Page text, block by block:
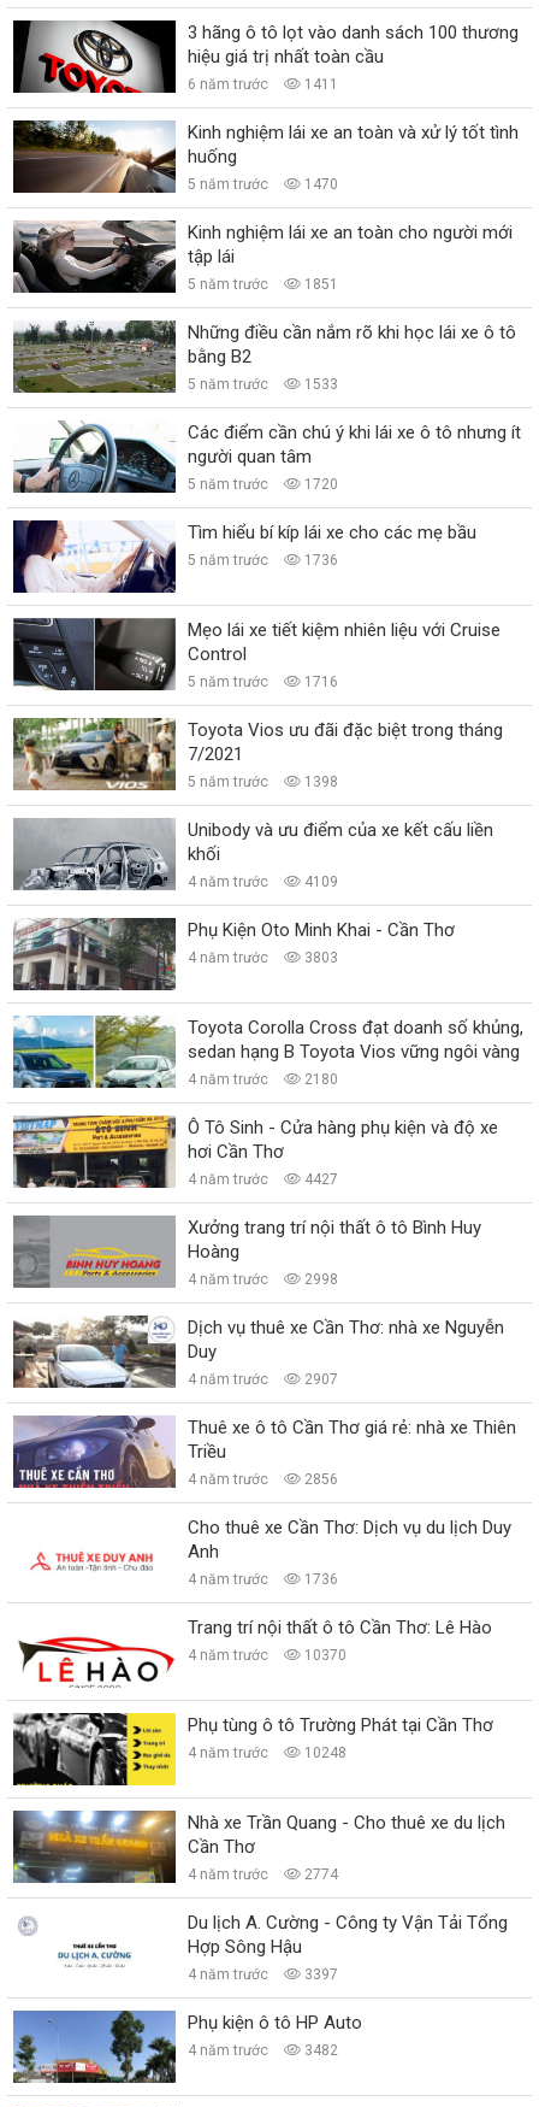
3 hãng ô tô lọt vào danh sách 100 thương
hiệu giá trị nhất toàn cầu
6 năm trước 1411
Kinh nghiệm lái xe an toàn và xử lý tốt tình
huống
5 năm trước 1470
Kinh nghiệm lái xe an toàn cho người mới
tập lái
5 năm trước 1851
Những điều cần nắm rõ khi học lái xe ô tô
bằng B2
5 năm trước 1533
Các điểm cần chú ý khi lái xe ô tô nhưng ít
người quan tâm
5 năm trước 1720
Tìm hiểu bí kíp lái xe cho các mẹ bầu
5 năm trước 1736
Mẹo lái xe tiết kiệm nhiên liệu với Cruise
Control
5 năm trước 1716
Toyota Vios ưu đãi đặc biệt trong tháng
7/2021
5 năm trước 1398
Unibody và ưu điểm của xe kết cấu liền
khối
4 năm trước 4109
Phụ Kiện Oto Minh Khai - Cần Thơ
4 năm trước 3803
Toyota Corolla Cross đạt doanh số khủng,
sedan hạng B Toyota Vios vững ngôi vàng
4 năm trước 2180
Ô Tô Sinh - Cửa hàng phụ kiện và độ xe
hơi Cần Thơ
4 năm trước 4427
Xưởng trang trí nội thất ô tô Bình Huy
Hoàng
4 năm trước 2998
Dịch vụ thuê xe Cần Thơ: nhà xe Nguyễn
Duy
4 năm trước 2907
Thuê xe ô tô Cần Thơ giá rẻ: nhà xe Thiên
Triều
4 năm trước 2856
Cho thuê xe Cần Thơ: Dịch vụ du lịch Duy
Anh
4 năm trước 1736
Trang trí nội thất ô tô Cần Thơ: Lê Hào
4 năm trước 10370
Phụ tùng ô tô Trường Phát tại Cần Thơ
4 năm trước 10248
Nhà xe Trần Quang - Cho thuê xe du lịch
Cần Thơ
4 năm trước 2774
Du lịch A. Cường - Công ty Vận Tải Tổng
Hợp Sông Hậu
4 năm trước 3397
Phụ kiện ô tô HP Auto
4 năm trước 3482